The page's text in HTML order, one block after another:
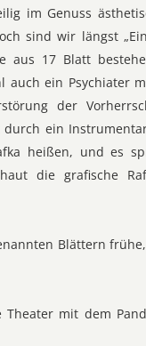
im Genuss
sind wir längst
aus 17 Blatt
auch ein Psychiater
der
ein
heißen, und es
die grafische
Blättern
mit dem